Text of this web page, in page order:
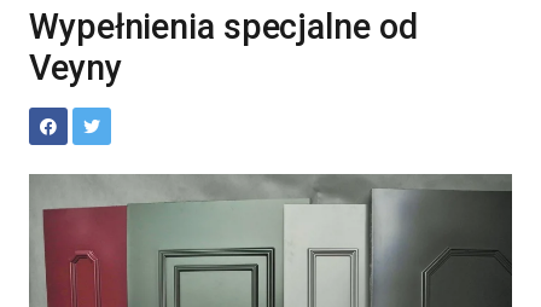
Wypełnienia specjalne od
Veyny